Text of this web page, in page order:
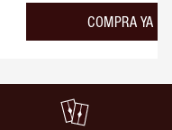
COMPRA YA